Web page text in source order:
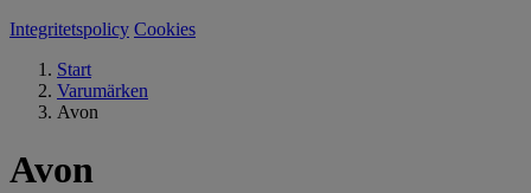
Integritetspolicy Cookies
Start
Varumärken
Avon
Avon